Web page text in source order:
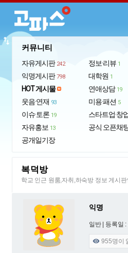
커뮤니티
자유게시판 242
익명게시판 798
HOT 게시물
웃음·연재 93
이슈·토론 19
자유홍보 13
공개일기장
정보·리뷰 1
대학원 1
연애상담 19
미용·패션 5
스타트업·창
공식 오픈채
import_export
복덕방
학교 인근 원룸,자취,하숙방 정보 게시
익명
일반 | 등록일
 955명이